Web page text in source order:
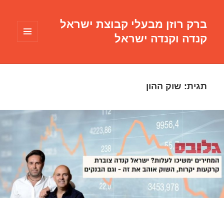
ברק רוזן מבעלי קבוצת ישראל
קנדה וקנדה ישראל
תגית: שוק ההון